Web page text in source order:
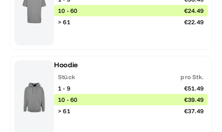
10 - 60
€24.49
> 61
€22.49
Hoodie
Stück
pro Stk.
1 - 9
€51.49
10 - 60
€39.49
> 61
€37.49